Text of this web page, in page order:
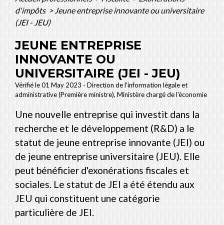
d'impôts >Jeune entreprise innovante ou universitaire
(JEI - JEU)
JEUNE ENTREPRISE
INNOVANTE OU
UNIVERSITAIRE (JEI - JEU)
Vérifié le 01 May 2023 - Direction de l'information légale et
administrative (Première ministre), Ministère chargé de l'économie
Une nouvelle entreprise qui investit dans la
recherche et le développement (R&D) a le
statut de jeune entreprise innovante (JEI) ou
de jeune entreprise universitaire (JEU). Elle
peut bénéficier d'exonérations fiscales et
sociales. Le statut de JEI a été étendu aux
JEU qui constituent une catégorie
particulière de JEI.